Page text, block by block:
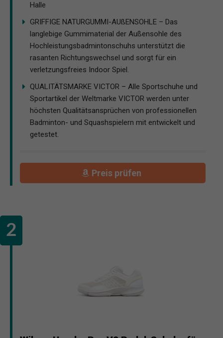
Halle
GRIFFIGE NATURGUMMI-AUßENSOHLE – Das
langlebige Gummimaterial der Außensohle des
Hochleistungsbadmintonschuhs unterstützt die
rasanten Richtungswechsel und sorgt für ein
verletzungsfreies Indoor Spiel.
QUALITÄTSMARKE VICTOR – Alle Sportschuhe und
Sportartikel der Weltmarke VICTOR werden unter
höchsten Qualitätsansprüchen von professionellen
Badminton- und Squashspielern mit entwickelt und
getestet.
Preis prüfen